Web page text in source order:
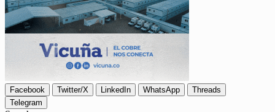
Facebook Twitter/X LinkedIn WhatsApp
Threads
Telegram